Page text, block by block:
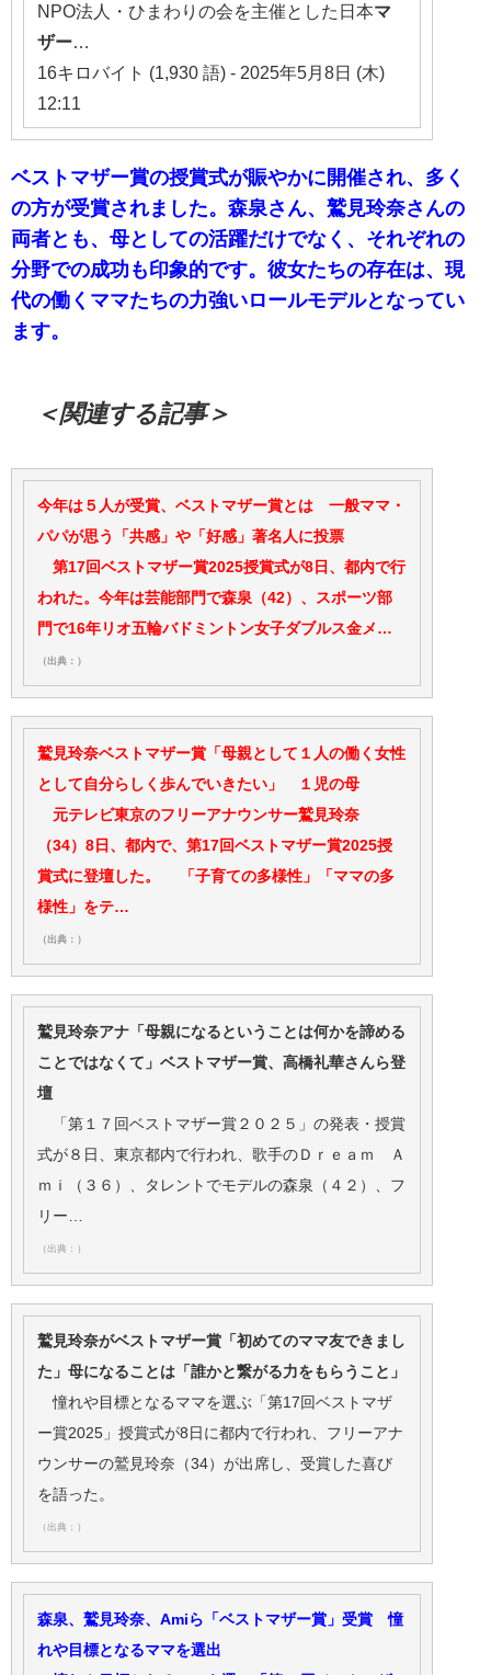
NPO法人・ひまわりの会を主催とした日本マ
ザー
16キロバイト (1,930 語) - 2025年5月8日 (木)
12:11
ベストマザー賞の授賞式が賑やかに開催され、多く
の方が受賞されました。森泉さん、鷲見玲奈さんの
両者とも、母としての活躍だけでなく、それぞれの
分野での成功も印象的です。彼女たちの存在は、現
代の働くママたちの力強いロールモデルとなってい
ます。
＜関連する記事＞
今年は５人が受賞、ベストマザー賞とは 一般ママ・
パパが思う「共感」や「好感」著名人に投票
第17回ベストマザー賞2025授賞式が8日、都内で行
われた。今年は芸能部門で森泉（42）、スポーツ部
門で16年リオ五輪バドミントン女子ダブルス金メ…
（出典：）
鷲見玲奈ベストマザー賞「母親として１人の働く女性
として自分らしく歩んでいきたい」 １児の母
元テレビ東京のフリーアナウンサー鷲見玲奈
（34）8日、都内で、第17回ベストマザー賞2025授
賞式に登壇した。 「子育ての多様性」「ママの多
様性」をテ…
（出典：）
鷲見玲奈アナ「母親になるということは何かを諦める
ことではなくて」ベストマザー賞、高橋礼華さんら登
壇
「第１７回ベストマザー賞２０２５」の発表・授賞
式が８日、東京都内で行われ、歌手のＤｒｅａｍ Ａ
ｍｉ（３６）、タレントでモデルの森泉（４２）、フ
リー…
（出典：）
鷲見玲奈がベストマザー賞「初めてのママ友できまし
た」母になることは「誰かと繋がる力をもらうこと」
憧れや目標となるママを選ぶ「第17回ベストマザ
ー賞2025」授賞式が8日に都内で行われ、フリーアナ
ウンサーの鷲見玲奈（34）が出席し、受賞した喜び
を語った。
（出典：）
森泉、鷲見玲奈、Amiら「ベストマザー賞」受賞 憧
れや目標となるママを選出